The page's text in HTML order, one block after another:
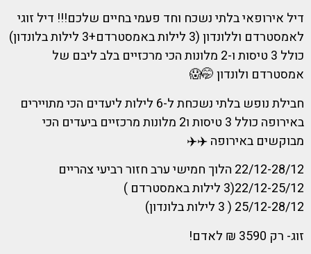
דיל אירופאי בלתי נשכח וחד פעמי בחיים שלכם!!! דיל זוגי
לאמסטרדם וללונדון (3 לילות באמסטרדם+3 לילות בלונדון)
כולל 3 טיסות ו-2 מלונות הכי מרכזיים בלב ליבם של
אמסטרדם ולונדון 🤭😱
חבילת נופש בלתי נשכחת ל-6 לילות ליעדים הכי מתויירים
באירופה כולל 3 טיסות ו2 מלונות מרכזיים ביעדים הכי
מבוקשים באירופה ✈️✈️
22/12-28/12 הלוך חמישי ערב חזור רביעי צהריים
22/12-25/12(3 לילות באמסטרדם )
25/12-28/12 ( 3 לילות בלונדון)
זוג- רק 3590 ₪ לאדם!